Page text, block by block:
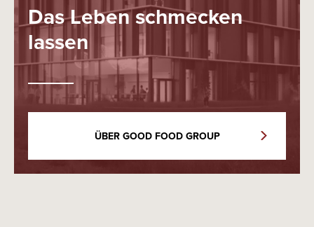
Das Leben schmecken
lassen
ÜBER GOOD FOOD GROUP